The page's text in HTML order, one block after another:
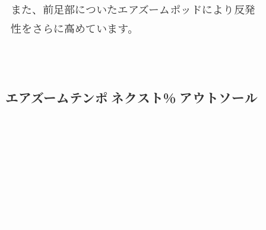
また、前足部についたエアズームポッドにより反発
性をさらに高めています。
エアズームテンポ ネクスト％ アウトソール